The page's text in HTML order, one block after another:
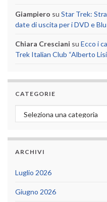
Giampiero su Star Trek:
date di uscita per i DVD e Blu
Chiara Cresciani su Ecco i
Trek Italian Club “Alberto
CATEGORIE
Categorie
ARCHIVI
Luglio 2026
Giugno 2026